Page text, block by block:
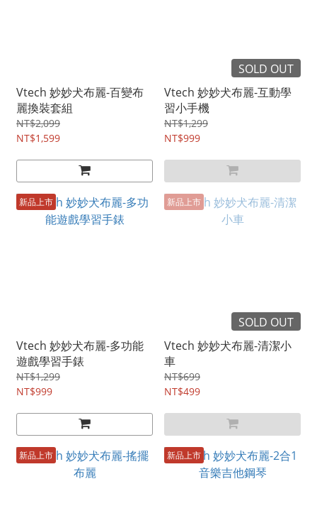
Vtech 妙妙犬布麗-百變布
麗換裝套組
NT$2,099
NT$1,599
SOLD OUT
Vtech 妙妙犬布麗-互動學
習小手機
NT$1,299
NT$999
新品上市
Vtech 妙妙犬布麗-多功能
遊戲學習手錶
NT$1,299
NT$999
新品上市
SOLD OUT
Vtech 妙妙犬布麗-清潔小
車
NT$699
NT$499
新品上市 新品上市